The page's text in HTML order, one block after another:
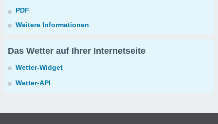
PDF
Weitere Informationen
Das Wetter auf Ihrer Internetseite
Wetter-Widget
Wetter-API